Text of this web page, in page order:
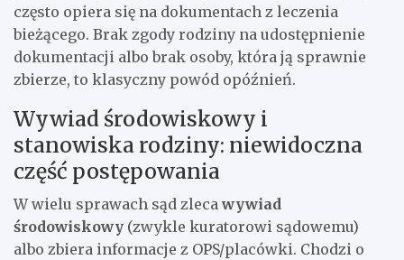
często opiera się na dokumentach z leczenia
bieżącego. Brak zgody rodziny na udostępnienie
dokumentacji albo brak osoby, która ją sprawnie
zbierze, to klasyczny powód opóźnień.
Wywiad środowiskowy i
stanowiska rodziny: niewidoczna
część postępowania
W wielu sprawach sąd zlecawywiad
środowiskowy (zwykle kuratorowi sądowemu)
albo zbiera informacje z OPS/placówki. Chodzi o